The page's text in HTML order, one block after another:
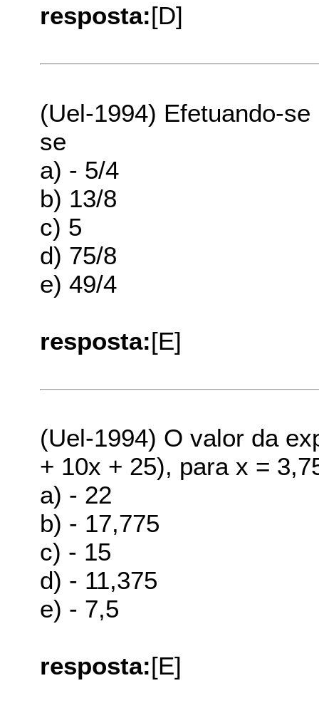
resposta:[D]
(Uel-1994) Efetuando-
se
a) - 5/4
b) 13/8
c) 5
d) 75/8
e) 49/4
resposta:[E]
(Uel-1994) O valor da
+ 10x + 25), para x =
a) - 22
b) - 17,775
c) - 15
d) - 11,375
e) - 7,5
resposta:[E]